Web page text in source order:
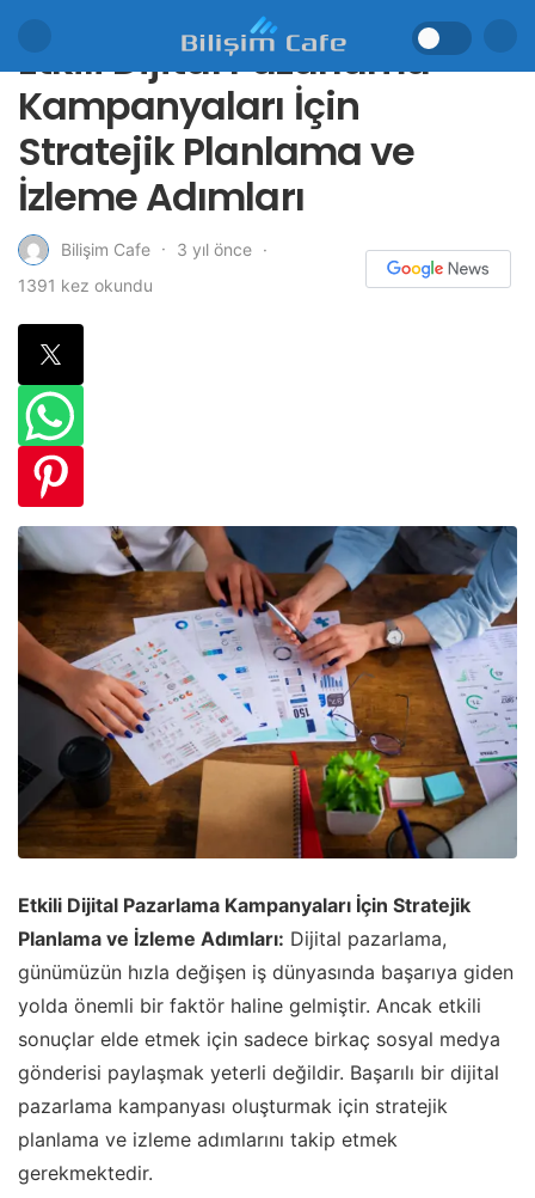
Etkili Dijital Pazarlama
Kampanyaları İçin
Stratejik Planlama ve
İzleme Adımları
Bilişim Cafe
3 yıl önce
1391 kez okundu
Etkili Dijital Pazarlama Kampanyaları İçin Stratejik
Planlama ve İzleme Adımları: Dijital pazarlama,
günümüzün hızla değişen iş dünyasında başarıya giden
yolda önemli bir faktör haline gelmiştir. Ancak etkili
sonuçlar elde etmek için sadece birkaç sosyal medya
gönderisi paylaşmak yeterli değildir. Başarılı bir dijital
pazarlama kampanyası oluşturmak için stratejik
planlama ve izleme adımlarını takip etmek
gerekmektedir.